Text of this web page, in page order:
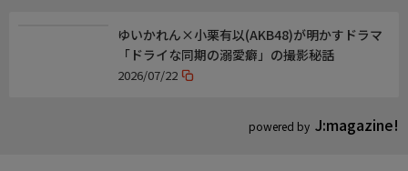
【公式HP】https://www.bs-tvtokyo.co.jp/ddd/
【公式X】https://x.com/dorama_bs7ch @dorama_bs7ch
【ハッシュタグ】#ドライな同期の溺愛癖 #DDD
powered by J:magazine!
ゆいかれん×小栗有以(AKB48)が明かすドラマ
「ドライな同期の溺愛癖」の撮影秘話
2026/07/22